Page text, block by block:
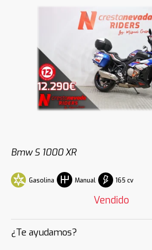
Bmw S 1000 XR
Gasolina Manual 165 cv
Vendido
¿Te ayudamos?